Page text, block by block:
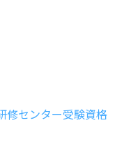
修センター受験資格